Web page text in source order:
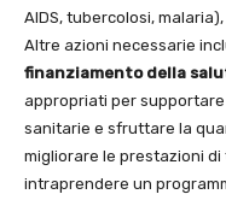
AIDS, tubercolosi,
Altre azioni necessarie
finanziamento della
appropriati per supportare
sanitarie e sfruttare la
migliorare le prestazioni
intraprendere un